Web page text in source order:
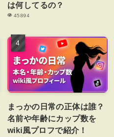
は何してるの？
45894
まっかの日常の正体は誰？
名前や年齢にカップ数を
wiki風プロフで紹介！